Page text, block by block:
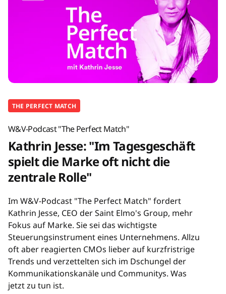
THE PERFECT MATCH
W&V-Podcast "The Perfect Match"
Kathrin Jesse: "Im Tagesgeschäft
spielt die Marke oft nicht die
zentrale Rolle"
Im W&V-Podcast "The Perfect Match" fordert
Kathrin Jesse, CEO der Saint Elmo's Group, mehr
Fokus auf Marke. Sie sei das wichtigste
Steuerungsinstrument eines Unternehmens. Allzu
oft aber reagierten CMOs lieber auf kurzfristrige
Trends und verzettelten sich im Dschungel der
Kommunikationskanäle und Communitys. Was
jetzt zu tun ist.